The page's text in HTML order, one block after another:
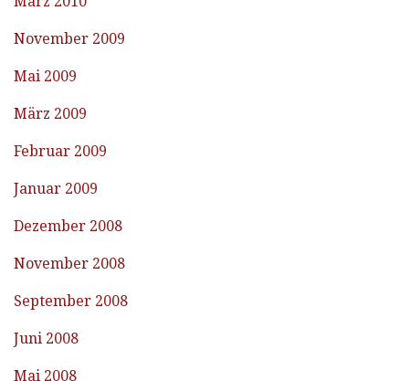
November 2009
Mai 2009
März 2009
Februar 2009
Januar 2009
Dezember 2008
November 2008
September 2008
Juni 2008
Mai 2008